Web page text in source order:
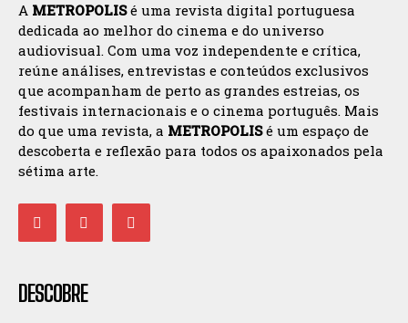
A METROPOLISé uma revista digital portuguesa
dedicada ao melhor do cinema e do universo
audiovisual. Com uma voz independente e crítica,
reúne análises, entrevistas e conteúdos exclusivos
que acompanham de perto as grandes estreias, os
festivais internacionais e o cinema português. Mais
do que uma revista, a METROPOLISé um espaço de
descoberta e reflexão para todos os apaixonados pela
sétima arte.
DESCOBRE